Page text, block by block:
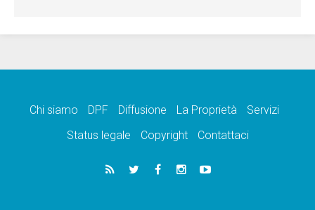
Chi siamo DPF Diffusione La Proprietà
Servizi
Status legale
Copyright Contattaci